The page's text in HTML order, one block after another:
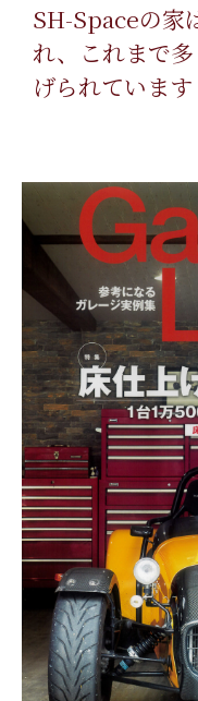
SH-Spaceの家
れ、これまで
げられています